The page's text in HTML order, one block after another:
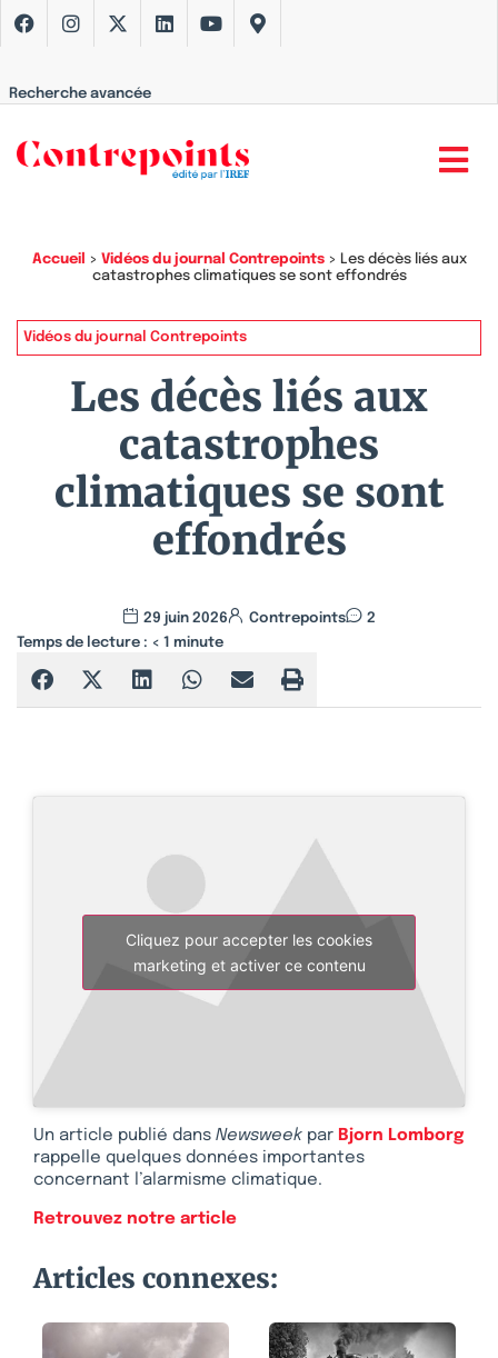
Recherche avancée
Accueil > Vidéos du journal Contrepoints> Les décès liés aux
catastrophes climatiques se sont effondrés
Vidéos du journal Contrepoints
Les décès liés aux
catastrophes
climatiques se sont
effondrés
29 juin 2026 Contrepoints
2
Temps de lecture : < 1 minute
Cliquez pour accepter les cookies
marketing et activer ce contenu
Un article publié dans Newsweek par Bjorn Lomborg
rappelle quelques données importantes
concernant l’alarmisme climatique.
Retrouvez notre article
Articles connexes: